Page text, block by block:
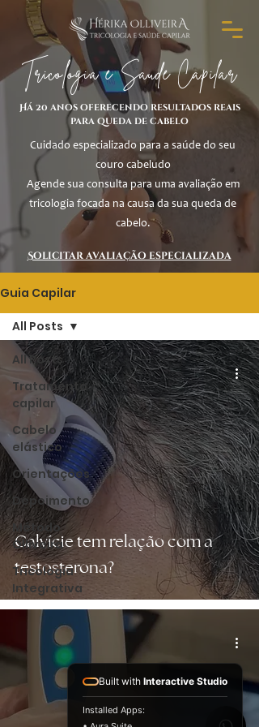
Tricologia e Saúde Capilar
Há 20 anos oferecendo resultados reais
para queda de cabelo
Cuidado especializado para a saúde do seu
couro cabeludo
Agende sua consulta para uma avaliação em
tricologia focada na causa da sua queda de
cabelo.
Solicitar avaliação especializada
Guia Capilar
All Posts
Tratamento
capilar
Cabelo
elástico
Orientações
Depoimento
Método
Olliveira
Tricologia
Integrativa
All Posts
Calvície tem relação com a
testosterona?
Built with Interactive Studio
Installed Apps: